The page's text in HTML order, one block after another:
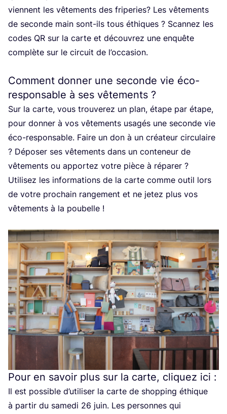
viennent les vête­ments des fri­pe­ries? Les vête­ments
de seconde main sont-ils tous éthiques ? Scan­nez les
codes QR sur la carte et décou­vrez une enquête
com­plète sur le cir­cuit de l’oc­ca­sion.
Comment donner une seconde vie éco-
responsable à ses vêtements ?
Sur la carte, vous trou­ve­rez un plan, étape par étape,
pour don­ner à vos vête­ments usa­gés une seconde vie
éco-res­pon­sable. Faire un don à un créa­teur cir­cu­laire
? Dépo­ser ses vête­ments dans un conte­neur de
vête­ments ou appor­tez votre pièce à répa­rer ?
Uti­li­sez les infor­ma­tions de la carte comme outil lors
de votre pro­chain ran­ge­ment et ne jetez plus vos
vête­ments à la pou­belle !
Pour en savoir plus sur la carte, cliquez ici :
Il est pos­sible d’utiliser la carte de shop­ping éthique
à par­tir du same­di 26 juin. Les per­sonnes qui